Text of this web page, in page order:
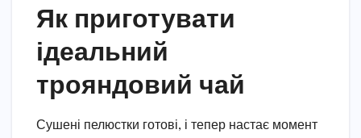
Як приготувати
ідеальний
трояндовий чай
Сушені пелюстки готові, і тепер настає момент